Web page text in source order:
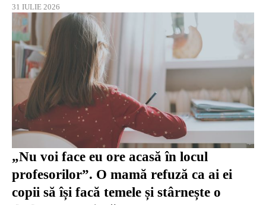
31 IULIE 2026
„Nu voi face eu ore acasă în locul
profesorilor”. O mamă refuză ca ai ei
copii să își facă temele și stârnește o